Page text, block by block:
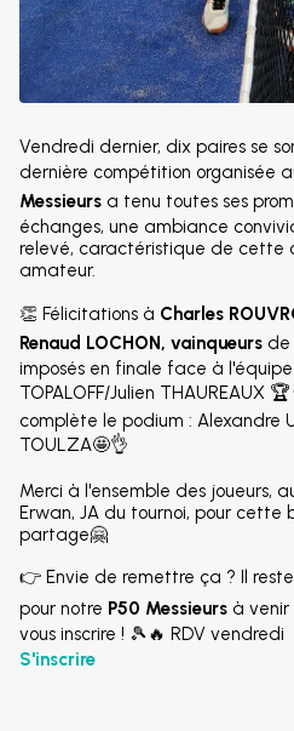
Vendredi dernier, dix paires se
dernière compétition organisée
Messieurs a tenu toutes ses
échanges, une ambiance
relevé, caractéristique de cette
amateur.
👏 Félicitations à Charles
Renaud LOCHON, vainqueurs de
imposés en finale face à l'équipe
TOPALOFF/Julien THAUREAUX
complète le podium : Alexandre
TOULZA🤩👌
Merci à l'ensemble des joueurs,
Erwan, JA du tournoi, pour
partage🤗
👉 Envie de remettre ça ? Il
pour notre P50 Messieurs à venir
vous inscrire ! 🎾🔥 RDV vendredi
S'inscrire